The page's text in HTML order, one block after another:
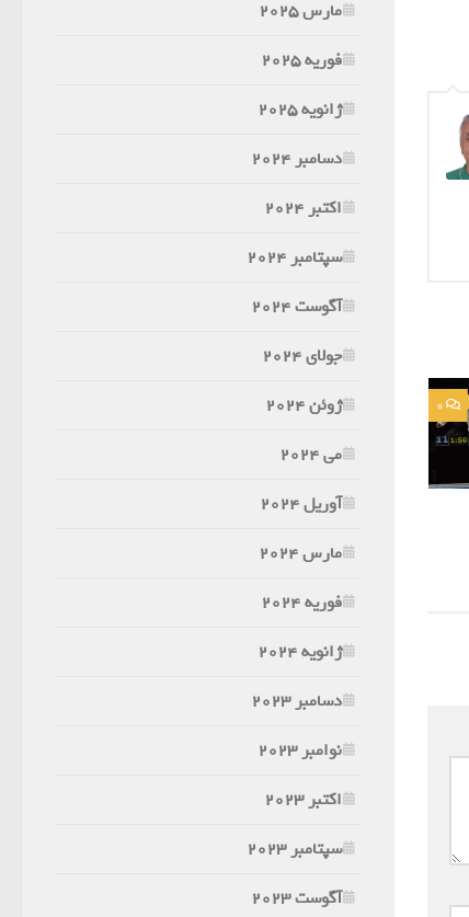
0
مارس 2025
فوریه 2025
ژانویه 2025
دسامبر 2024
اکتبر 2024
سپتامبر 2024
آگوست 2024
جولای 2024
ژوئن 2024
می 2024
آوریل 2024
مارس 2024
فوریه 2024
ژانویه 2024
دسامبر 2023
نوامبر 2023
اکتبر 2023
سپتامبر 2023
آگوست 2023